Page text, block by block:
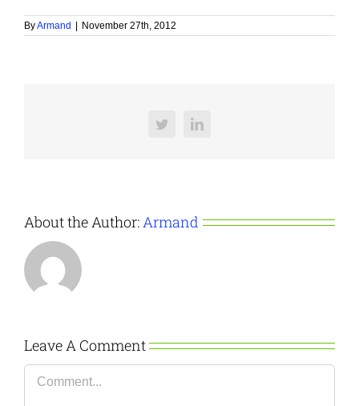
ByArmand November 27th, 2012
TwitterLinkedIn
About the Author: Armand
Leave A Comment
Comment